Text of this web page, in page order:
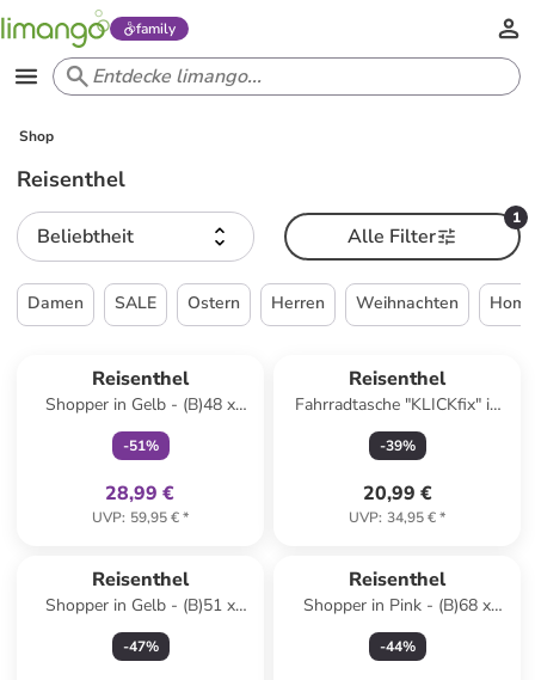
family
Shop
Reisenthel
Beliebtheit
1
Alle Filter
Damen SALE Ostern Herren Weihnachten
Reisenthel
Shopper in Gelb - (B)48 x
(H)29 x (T)28 cm
-51%
28,99 €
UVP: 59,95 €*
Reisenthel
Fahrradtasche "KLICKfix" in
Bunt - (B)26 x (H)34 x (T)25
cm
-39%
20,99 €
UVP: 34,95 €*
Reisenthel
Shopper in Gelb - (B)51 x
(H)30,5 x (T)26 cm
-47%
Reisenthel
Shopper in Pink - (B)68 x
(H)45,5 x (T)20 cm
-44%